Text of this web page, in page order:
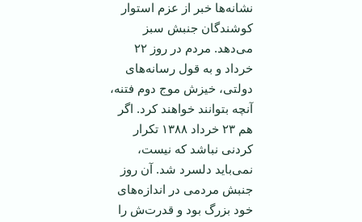
نشانه‌ها خبر از عزم استوار
کوشندگان جنبش سبز
می‌دهد. مردم در روز ۲۲
خرداد و به قول رسانه‌های
دولتی، خیزش موج دوم فتنه،
آنچه بتوانند خواهند کرد. اگر
هم ۲۳ خرداد ۱۳۸۸ تکرار
کردنی نباشد که نیست،
نمی‌باید دلسرد شد. آن روز
جنبش مردمی در اندازه‌های
خود بزرگ بود و قدرت‌ش را